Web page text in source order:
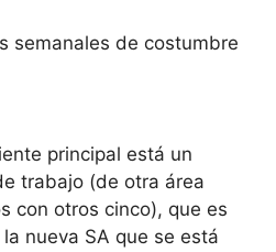
semanales de costumbre
principal está un
trabajo (de otra área
con otros cinco), que es
nueva SA que se está